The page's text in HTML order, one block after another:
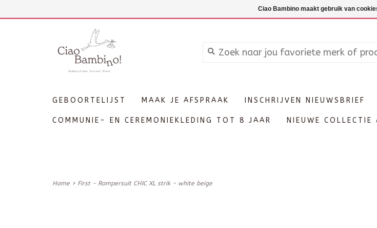
GEBOORTELIJST MAAK JE AFSPRAAK INSCHRIJVEN NIEUWSBRIEF
COMMUNIE- EN CEREMONIEKLEDING TOT 8 JAAR NIEUWE COLLECTIE
Home > First - Rompersuit CHIC XL strik - white beige
Ciao Bambino maakt gebruik van